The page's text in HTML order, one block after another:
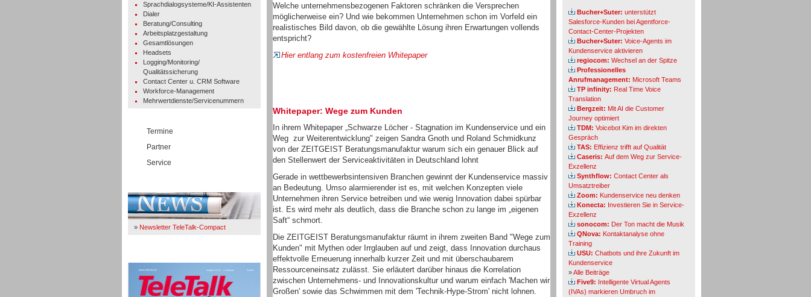
Sprachdialogsysteme/KI-Assistenten
Dialer
Beratung/Consulting
Arbeitsplatzgestaltung
Gesamtlösungen
Headsets
Logging/Monitoring/
Qualitätssicherung
Contact Center u. CRM Software
Workforce-Management
Mehrwertdienste/Servicenummern
Termine
Partner
Service
» Newsletter TeleTalk-Compact
Welche unternehmensbezogenen Faktoren schränken die Versprechen
möglicherweise ein? Und wie bekommen Unternehmen schon im Vorfeld ein
realistisches Bild davon, ob die gewählte Lösung ihren Erwartungen vollends
entspricht?
Hier entlang zum kostenfreien Whitepaper
Whitepaper: Wege zum Kunden
In ihrem Whitepaper „Schwarze Löcher - Stagnation im Kundenservice und ein
Weg zur Weiterentwicklung" zeigen Sandra Gnoth und Roland Schmidkunz
von der ZEITGEIST Beratungsmanufaktur warum sich ein genauer Blick auf
den Stellenwert der Serviceaktivitäten in Deutschland lohnt
Gerade in wettbewerbsintensiven Branchen gewinnt der Kundenservice massiv
an Bedeutung. Umso alarmierender ist es, mit welchen Konzepten viele
Unternehmen ihren Service betreiben und wie wenig Innovation dabei spürbar
ist. Es wird mehr als deutlich, dass die Branche schon zu lange im „eigenen
Saft“ schmort.
Die ZEITGEIST Beratungsmanufaktur räumt in ihrem zweiten Band "Wege zum
Kunden" mit Mythen oder Irrglauben auf und zeigt, dass Innovation durchaus
effektvolle Erneuerung innerhalb kurzer Zeit und mit überschaubarem
Ressourceneinsatz zulässt. Sie erläutert darüber hinaus die Korrelation
zwischen Unternehmens- und Innovationskultur und warum einfach 'Machen wir
Großen' sowie das Schwimmen mit dem 'Technik-Hype-Strom' nicht lohnen.
Bucher+Suter: unterstützt
Salesforce-Kunden bei Agentforce-
Contact-Center-Projekten
Bucher+Suter: Voice-Agents im
Kundenservice aktivieren
regiocom: Wechsel an der Spitze
Professionelles
Anrufmanagement: Microsoft Teams
TP infinity: Real Time Voice
Translation
Bergzeit: Mit AI die Customer
Journey optimiert
TDM: Voicebot Kim im direkten
Gespräch
TAS: Effizienz trifft auf Qualität
Caseris: Auf dem Weg zur Service-
Exzellenz
Synthflow: Contact Center als
Umsatztreiber
Zoom: Kundenservice neu denken
Konecta: Investieren Sie in Service-
Exzellenz
sonocom: Der Ton macht die Musik
QNova: Kontaktanalyse ohne
Training
USU: Chatbots und ihre Zukunft im
Kundenservice
»Alle Beiträge
Five9: Intelligente Virtual Agents
(IVAs) markieren Umbruch im